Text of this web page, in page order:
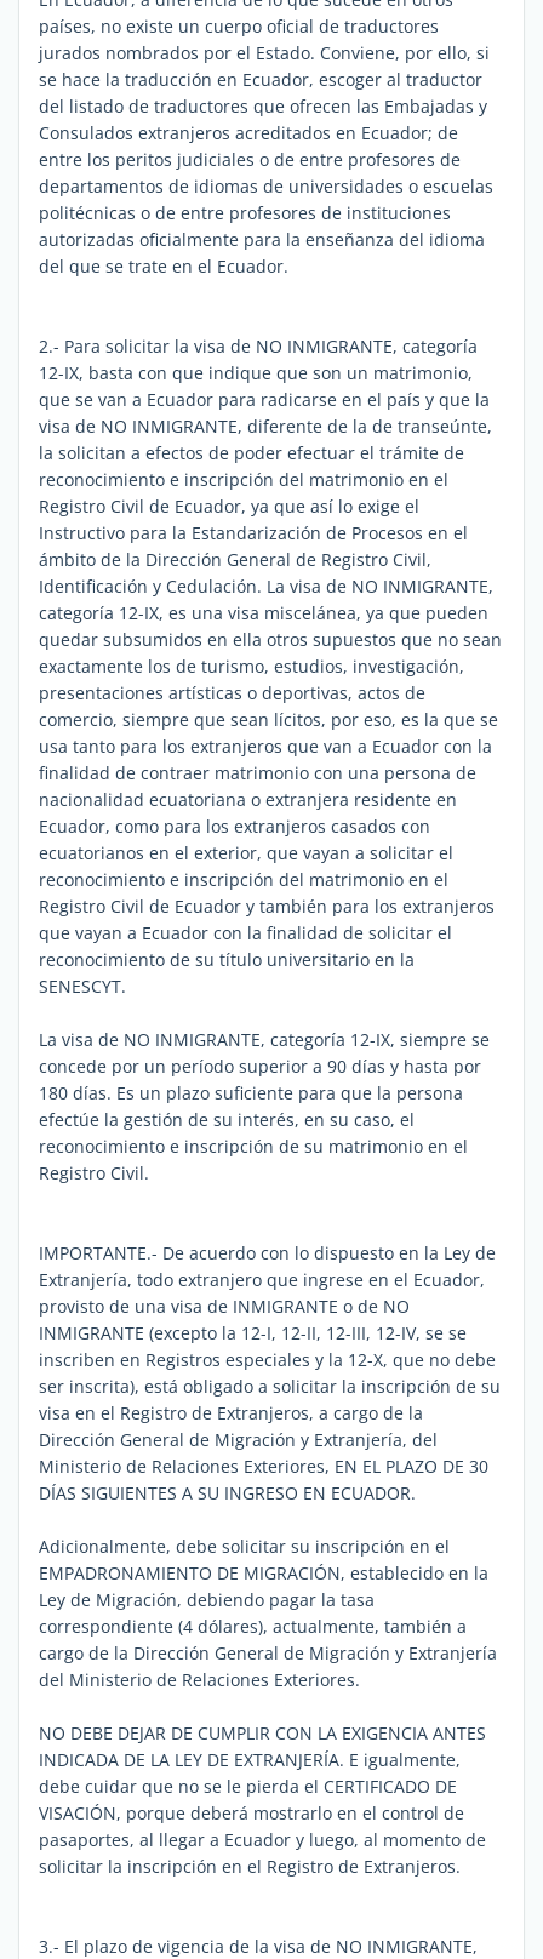
países, no existe un cuerpo oficial de traductores
jurados nombrados por el Estado. Conviene, por ello, si
se hace la traducción en Ecuador, escoger al traductor
del listado de traductores que ofrecen las Embajadas y
Consulados extranjeros acreditados en Ecuador; de
entre los peritos judiciales o de entre profesores de
departamentos de idiomas de universidades o escuelas
politécnicas o de entre profesores de instituciones
autorizadas oficialmente para la enseñanza del idioma
del que se trate en el Ecuador.
2.- Para solicitar la visa de NO INMIGRANTE, categoría
12-IX, basta con que indique que son un matrimonio,
que se van a Ecuador para radicarse en el país y que la
visa de NO INMIGRANTE, diferente de la de transeúnte,
la solicitan a efectos de poder efectuar el trámite de
reconocimiento e inscripción del matrimonio en el
Registro Civil de Ecuador, ya que así lo exige el
Instructivo para la Estandarización de Procesos en el
ámbito de la Dirección General de Registro Civil,
Identificación y Cedulación. La visa de NO INMIGRANTE,
categoría 12-IX, es una visa miscelánea, ya que pueden
quedar subsumidos en ella otros supuestos que no sean
exactamente los de turismo, estudios, investigación,
presentaciones artísticas o deportivas, actos de
comercio, siempre que sean lícitos, por eso, es la que se
usa tanto para los extranjeros que van a Ecuador con la
finalidad de contraer matrimonio con una persona de
nacionalidad ecuatoriana o extranjera residente en
Ecuador, como para los extranjeros casados con
ecuatorianos en el exterior, que vayan a solicitar el
reconocimiento e inscripción del matrimonio en el
Registro Civil de Ecuador y también para los extranjeros
que vayan a Ecuador con la finalidad de solicitar el
reconocimiento de su título universitario en la
SENESCYT.
La visa de NO INMIGRANTE, categoría 12-IX, siempre se
concede por un período superior a 90 días y hasta por
180 días. Es un plazo suficiente para que la persona
efectúe la gestión de su interés, en su caso, el
reconocimiento e inscripción de su matrimonio en el
Registro Civil.
IMPORTANTE.- De acuerdo con lo dispuesto en la Ley de
Extranjería, todo extranjero que ingrese en el Ecuador,
provisto de una visa de INMIGRANTE o de NO
INMIGRANTE (excepto la 12-I, 12-II, 12-III, 12-IV, se se
inscriben en Registros especiales y la 12-X, que no debe
ser inscrita), está obligado a solicitar la inscripción de su
visa en el Registro de Extranjeros, a cargo de la
Dirección General de Migración y Extranjería, del
Ministerio de Relaciones Exteriores, EN EL PLAZO DE 30
DÍAS SIGUIENTES A SU INGRESO EN ECUADOR.
Adicionalmente, debe solicitar su inscripción en el
EMPADRONAMIENTO DE MIGRACIÓN, establecido en la
Ley de Migración, debiendo pagar la tasa
correspondiente (4 dólares), actualmente, también a
cargo de la Dirección General de Migración y Extranjería
del Ministerio de Relaciones Exteriores.
NO DEBE DEJAR DE CUMPLIR CON LA EXIGENCIA ANTES
INDICADA DE LA LEY DE EXTRANJERÍA. E igualmente,
debe cuidar que no se le pierda el CERTIFICADO DE
VISACIÓN, porque deberá mostrarlo en el control de
pasaportes, al llegar a Ecuador y luego, al momento de
solicitar la inscripción en el Registro de Extranjeros.
3.- El plazo de vigencia de la visa de NO INMIGRANTE,